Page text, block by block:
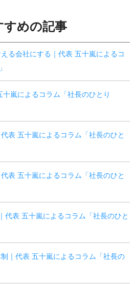
すめの記事
る会社にする｜代表 五十嵐によるコ
嵐によるコラム「社長のひとり
表 五十嵐によるコラム「社長のひと
表 五十嵐によるコラム「社長のひと
代表 五十嵐によるコラム「社長のひと
｜代表 五十嵐によるコラム「社長の